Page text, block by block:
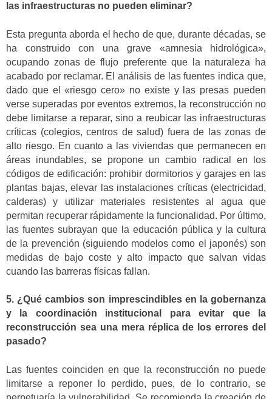
las infraestructuras no pueden eliminar?
Esta pregunta aborda el hecho de que, durante décadas, se
ha construido con una grave «amnesia hidrológica»,
ocupando zonas de flujo preferente que la naturaleza ha
acabado por reclamar. El análisis de las fuentes indica que,
dado que el «riesgo cero» no existe y las presas pueden
verse superadas por eventos extremos, la reconstrucción no
debe limitarse a reparar, sino a reubicar las infraestructuras
críticas (colegios, centros de salud) fuera de las zonas de
alto riesgo. En cuanto a las viviendas que permanecen en
áreas inundables, se propone un cambio radical en los
códigos de edificación: prohibir dormitorios y garajes en las
plantas bajas, elevar las instalaciones críticas (electricidad,
calderas) y utilizar materiales resistentes al agua que
permitan recuperar rápidamente la funcionalidad. Por último,
las fuentes subrayan que la educación pública y la cultura
de la prevención (siguiendo modelos como el japonés) son
medidas de bajo coste y alto impacto que salvan vidas
cuando las barreras físicas fallan.
5. ¿Qué cambios son imprescindibles en la gobernanza
y la coordinación institucional para evitar que la
reconstrucción sea una mera réplica de los errores del
pasado?
Las fuentes coinciden en que la reconstrucción no puede
limitarse a reponer lo perdido, pues, de lo contrario, se